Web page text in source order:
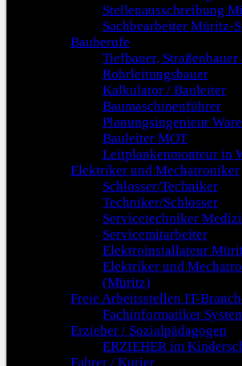
Stellenausschreibung
Sachbearbeiter Müritz-
Bauberufe
Tiefbauer,
Rohrleitungsbauer
Kalkulator / Bauleiter
Baumaschinenführer
Planungsingenieur
Bauleiter MOT
Leitplankenmonteur in
Elektriker und Mechatroniker
Schlosser/Techniker
Techniker/Schlosser
Servicetechniker
Servicemitarbeiter
Elektroinstallateur
Elektriker und
(Müritz)
Freie Arbeitsstellen IT-
Fachinformatiker
Erzieher / Sozialpädagogen
ERZIEHER im
Fahrer / Kurier